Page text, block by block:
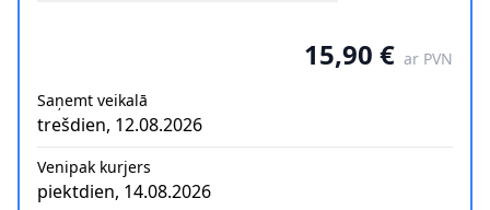
15,90 € ar PVN
Saņemt veikalā
trešdien, 12.08.2026
Venipak kurjers
piektdien, 14.08.2026